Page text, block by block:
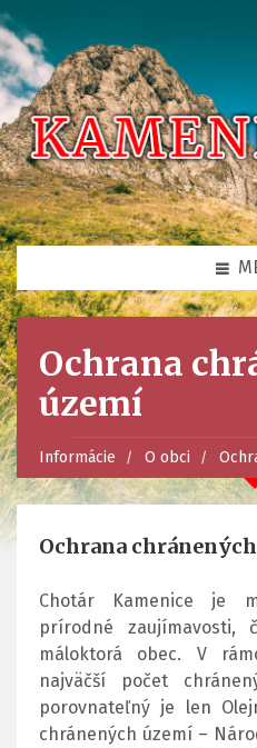
Ochrana
území
Informácie O obci
Ochrana
Chotár Kamenice je
prírodné zaujímavosti,
máloktorá obec. V
najväčší počet
porovnateľný je len
chránených území –